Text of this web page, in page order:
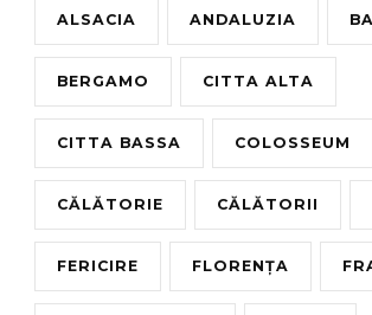
ALSACIA ANDALUZIA
BERGAMO CITTA ALTA
CITTA BASSA COLOSSEUM
CĂLĂTORIE CĂLĂTORII
FERICIRE FLORENȚA